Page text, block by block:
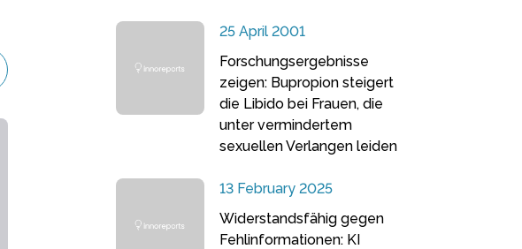
25 April 2001
Forschungsergebnisse
zeigen: Bupropion steigert
die Libido bei Frauen, die
unter vermindertem
sexuellen Verlangen leiden
13 February 2025
Widerstandsfähig gegen
Fehlinformationen: KI